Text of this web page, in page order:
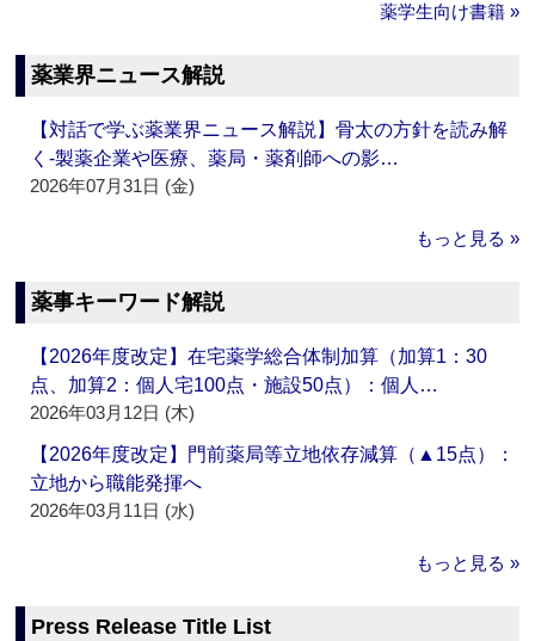
薬学生向け書籍 »
薬業界ニュース解説
【対話で学ぶ薬業界ニュース解説】骨太の方針を読み解
く‐製薬企業や医療、薬局・薬剤師への影…
2026年07月31日 (金)
もっと見る »
薬事キーワード解説
【2026年度改定】在宅薬学総合体制加算（加算1：30
点、加算2：個人宅100点・施設50点）：個人…
2026年03月12日 (木)
【2026年度改定】門前薬局等立地依存減算（▲15点）：
立地から職能発揮へ
2026年03月11日 (水)
もっと見る »
Press Release Title List